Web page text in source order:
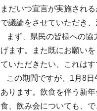
まだいつ宣言が実施され
で議論をさせていただき
まず、県民の皆様への協
げます。また既にお願い
ていただきたい、これは
この期間ですが、1月8日
あります。飲食を伴う新
食、飲み会についても、